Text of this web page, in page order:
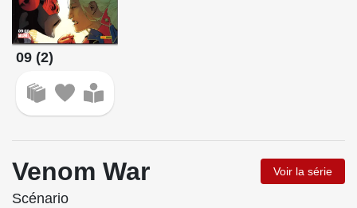
09 (2)
Venom War Voir la série
Scénario